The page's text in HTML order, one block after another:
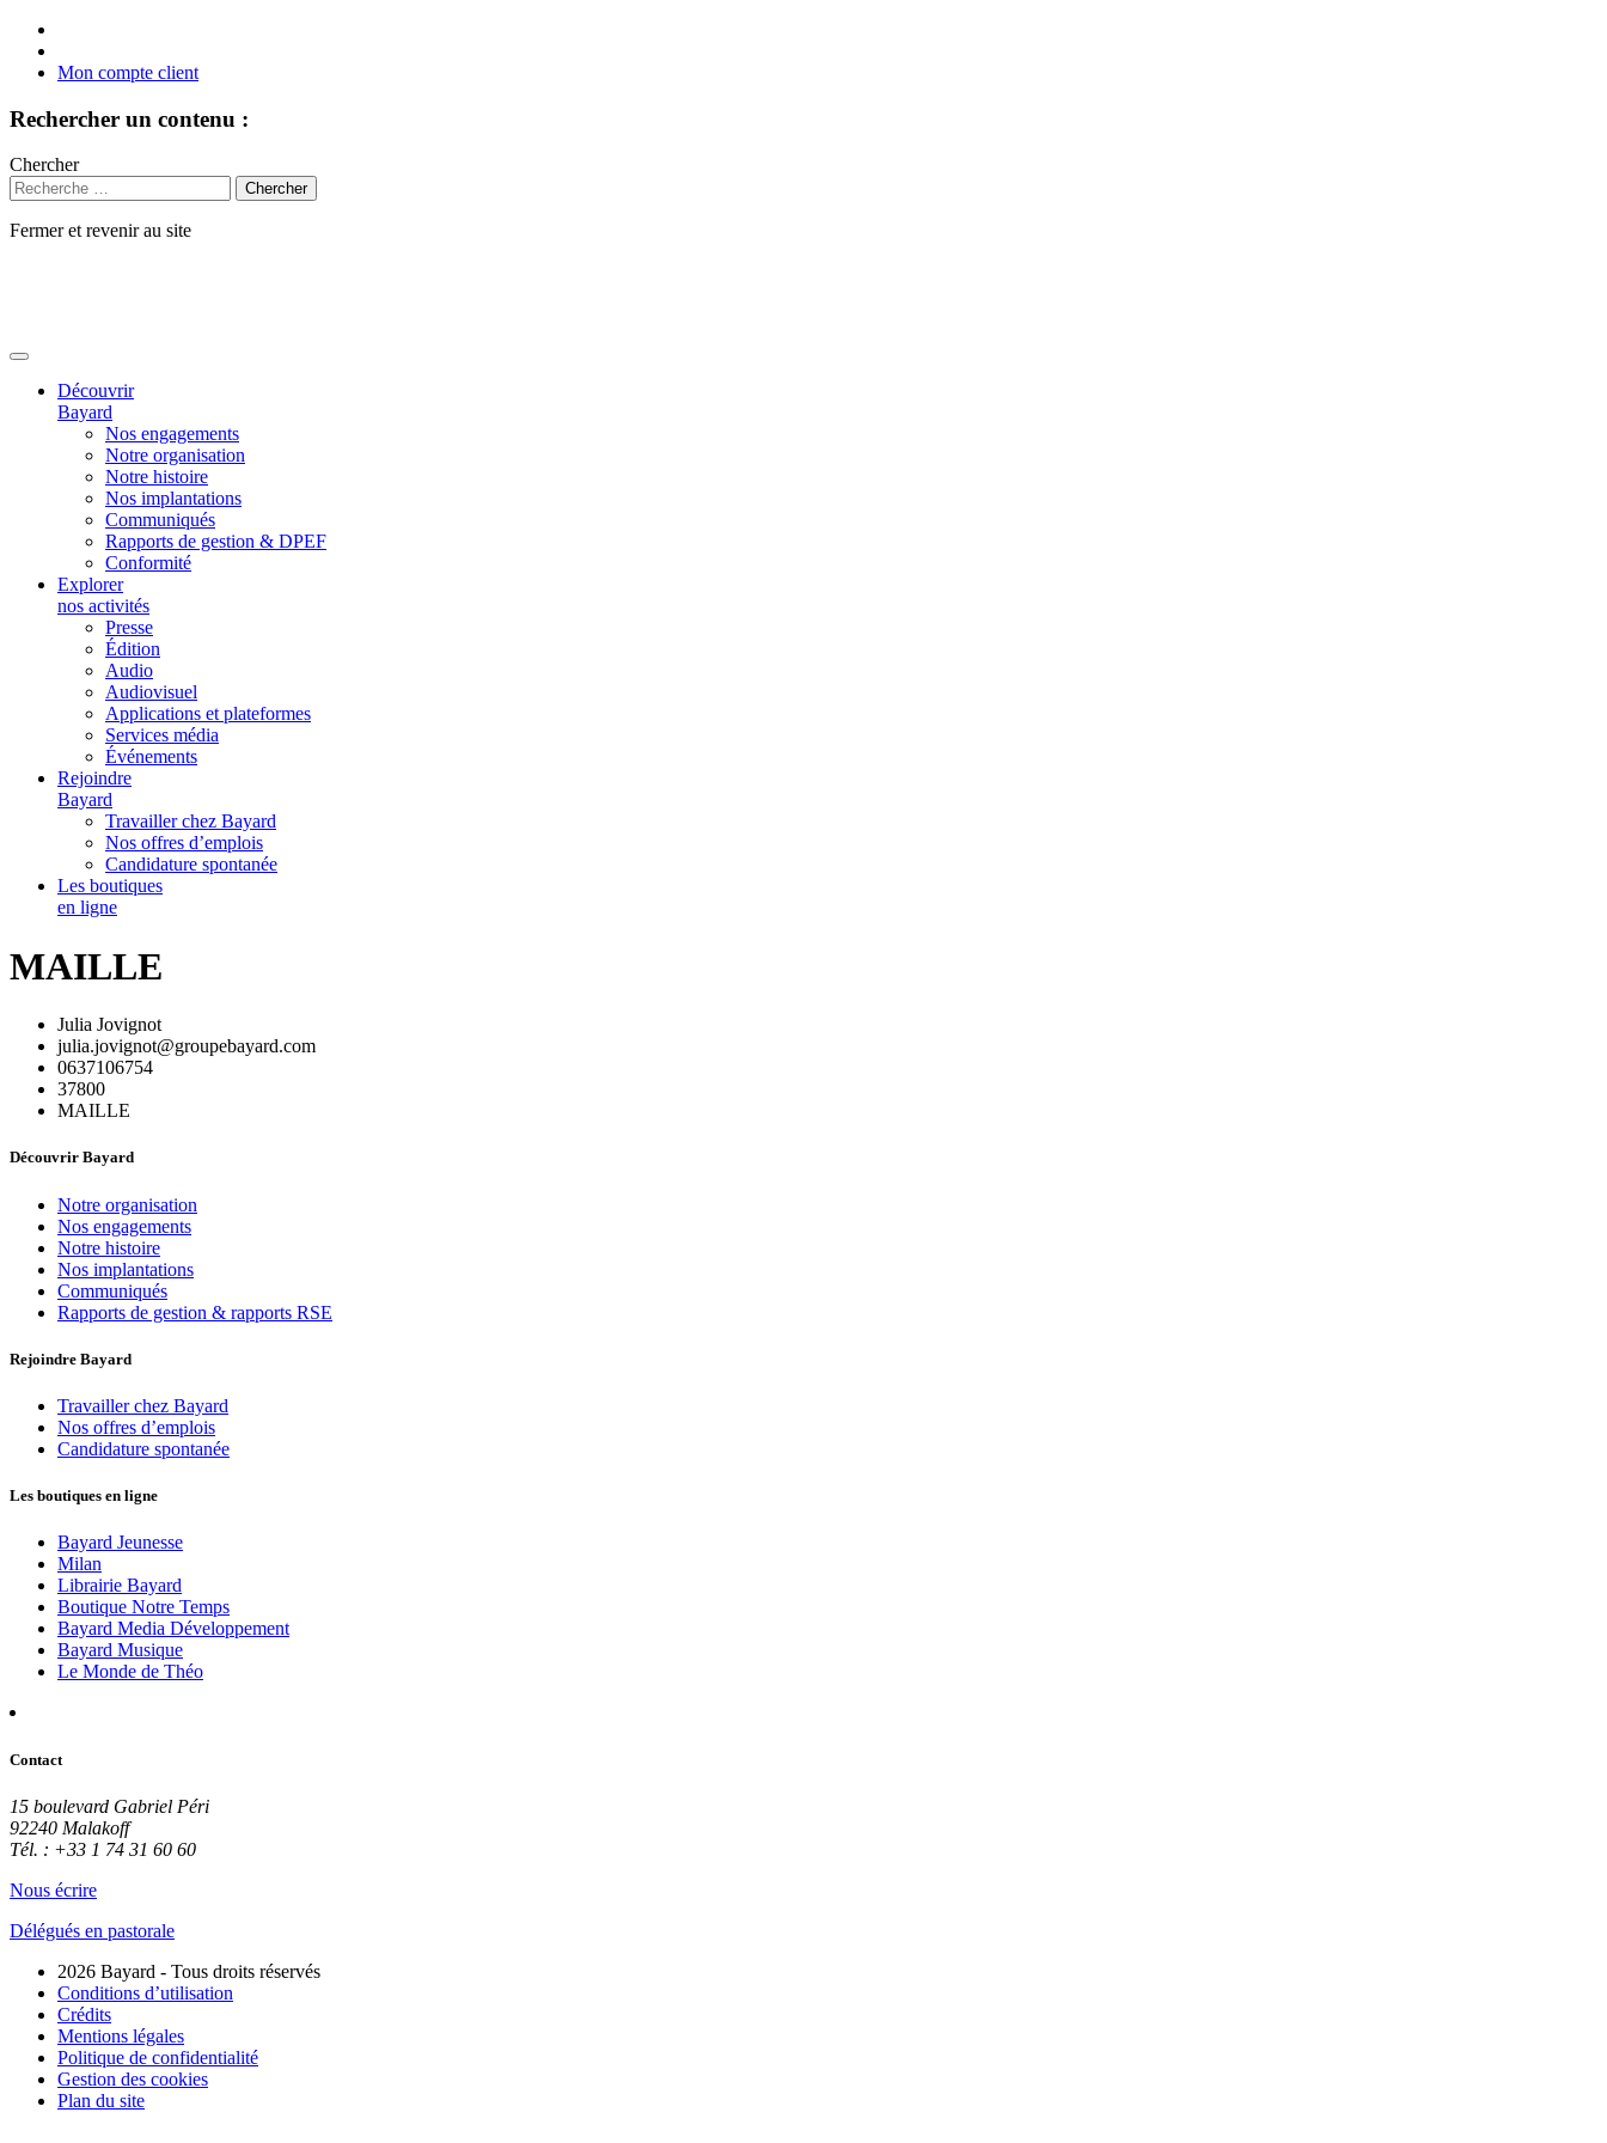
Mon compte client
Rechercher un contenu :
Chercher
Fermer et revenir au site
Découvrir
Bayard
Nos engagements
Notre organisation
Notre histoire
Nos implantations
Communiqués
Rapports de gestion & DPEF
Conformité
Explorer
nos activités
Presse
Édition
Audio
Audiovisuel
Applications et plateformes
Services média
Événements
Rejoindre
Bayard
Travailler chez Bayard
Nos offres d’emplois
Candidature spontanée
Les boutiques
en ligne
MAILLE
Julia Jovignot
julia.jovignot@groupebayard.com
0637106754
37800
MAILLE
Découvrir Bayard
Notre organisation
Nos engagements
Notre histoire
Nos implantations
Communiqués
Rapports de gestion & rapports RSE
Rejoindre Bayard
Travailler chez Bayard
Nos offres d’emplois
Candidature spontanée
Les boutiques en ligne
Bayard Jeunesse
Milan
Librairie Bayard
Boutique Notre Temps
Bayard Media Développement
Bayard Musique
Le Monde de Théo
Contact
15 boulevard Gabriel Péri
92240 Malakoff
Tél. : +33 1 74 31 60 60
Nous écrire
Délégués en pastorale
2026 Bayard - Tous droits réservés
Conditions d’utilisation
Crédits
Mentions légales
Politique de confidentialité
Gestion des cookies
Plan du site